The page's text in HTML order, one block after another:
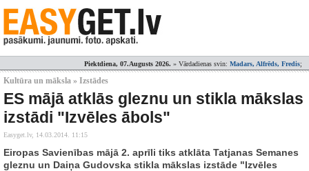
Piektdiena, 07.Augusts 2026. » Vārdadienas svin: Madars, Alfrēds, Fredis;
Kultūra un māksla » Izstādes
ES mājā atklās gleznu un stikla mākslas
izstādi "Izvēles ābols"
Easyget.lv, 14.03.2014. 11:15
Eiropas Savienības mājā 2. aprīli tiks atklāta Tatjanas Semanes
gleznu un Daiņa Gudovska stikla mākslas izstāde "Izvēles